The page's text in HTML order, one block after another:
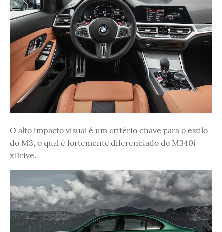
O alto impacto visual é um critério chave para o estilo
do M3, o qual é fortemente diferenciado do M340i
xDrive.